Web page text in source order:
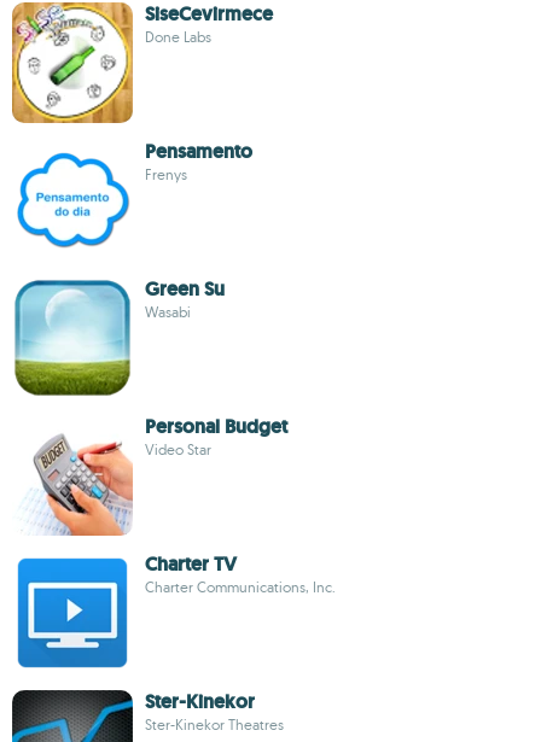
SiseCevirmece
Done Labs
Pensamento
Frenys
Green Su
Wasabi
Personal Budget
Video Star
Charter TV
Charter Communications, Inc.
Ster-Kinekor
Ster-Kinekor Theatres